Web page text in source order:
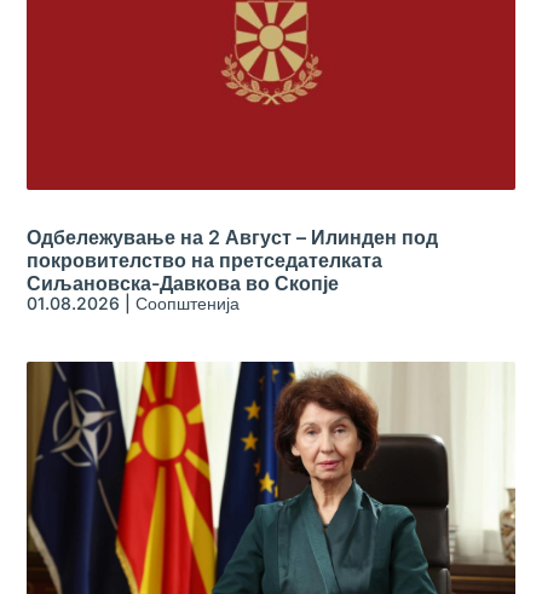
Одбележување на 2 Август – Илинден под
покровителство на претседателката
Сиљановска-Давкова во Скопје
01.08.2026 |Соопштенија